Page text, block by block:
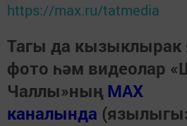
https://max.ru/tatmedia
Тагы да кызыклырак
фото һәм видеолар
Чаллы»ның MAX
каналында